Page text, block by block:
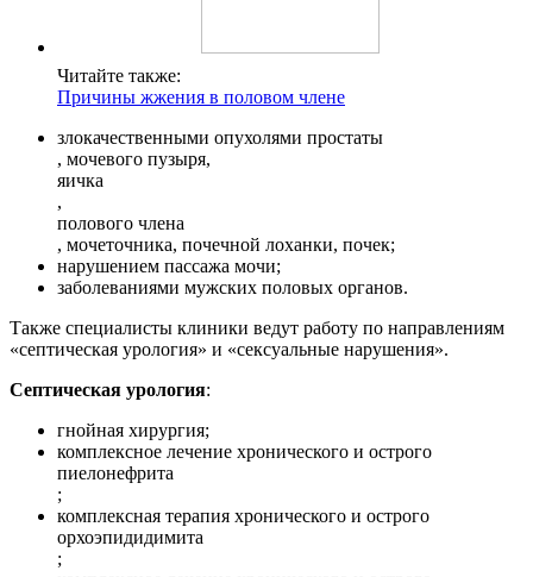
Читайте также:
Причины жжения в половом члене
злокачественными опухолями простаты
, мочевого пузыря,
яичка
,
полового члена
, мочеточника, почечной лоханки, почек;
нарушением пассажа мочи;
заболеваниями мужских половых органов.
Также специалисты клиники ведут работу по направлениям
«септическая урология» и «сексуальные нарушения».
Септическая урология:
гнойная хирургия;
комплексное лечение хронического и острого
пиелонефрита
;
комплексная терапия хронического и острого
орхоэпидидимита
;